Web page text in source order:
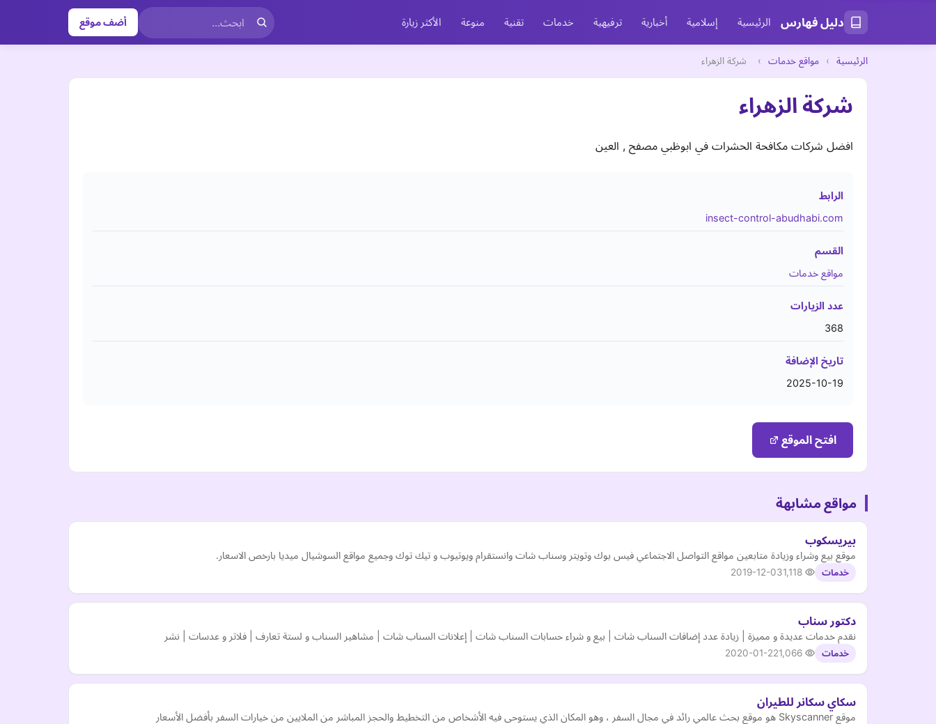
دليل فهارس الرئيسية إسلامية أخبارية ترفيهية خدمات تقنية منوعة الأكثر زيارة أضف موقع
الرئيسية › مواقع خدمات › شركة الزهراء
شركة الزهراء
افضل شركات مكافحة الحشرات في ابوظبي مصفح , العين
الرابط
insect-control-abudhabi.com
القسم
مواقع خدمات
عدد الزيارات
368
تاريخ الإضافة
2025-10-19
افتح الموقع
مواقع مشابهة
بيريسكوب
موقع بيع وشراء وزيادة متابعين مواقع التواصل الاجتماعي فيس بوك وتويتر وسناب شات وانستقرام ويوتيوب و تيك توك وجميع مواقع السوشيال ميديا بارخص الاسعار.
خدمات 2019-12-03
دكتور سناب
نقدم خدمات عديدة و مميزة | زيادة عدد إضافات السناب شات | بيع و شراء حسابات السناب شات | إعلانات السناب شات | مشاهير السناب و لستة تعارف | فلاتر و عدسات | نشر
خدمات 2020-01-22
سكاي سكانر للطيران
موقع Skyscanner هو موقع بحث عالمي رائد في مجال السفر ، وهو المكان الذي يستوحى فيه الأشخاص من التخطيط والحجز المباشر من الملايين من خيارات السفر بأفضل الأسعار